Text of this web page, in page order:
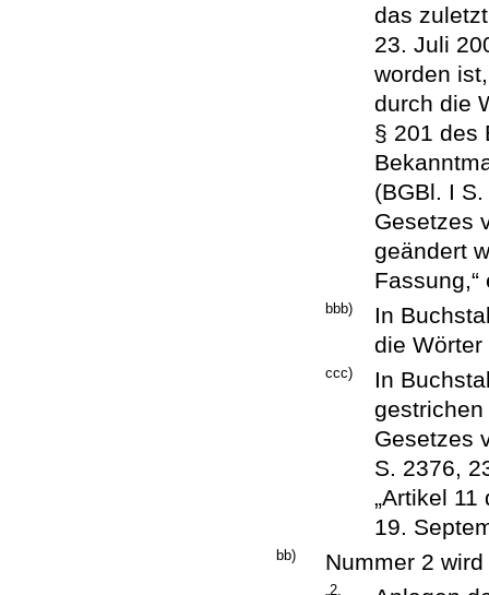
das
23. Juli
worden
durch die
§ 201 des
(BGBl. I
Gesetzes
geändert
Fassung,“
bbb)
In
die Wörter
ccc)
In
gestrichen
Gesetzes
S. 2376,
„Artikel
19.
bb) Nummer 2
„2.